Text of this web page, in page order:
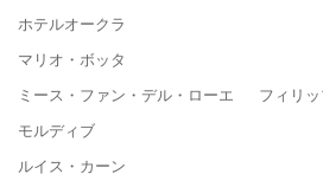
ホテルオークラ
マリオ・ボッタ
ミース・ファン・デル・ローエ フィリッ
モルディブ
ルイス・カーン